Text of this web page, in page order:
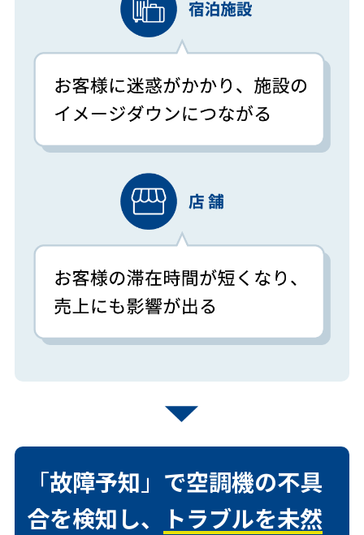
「故障予知 」 で空調機の不具
合を検知し、
トラブルを未然